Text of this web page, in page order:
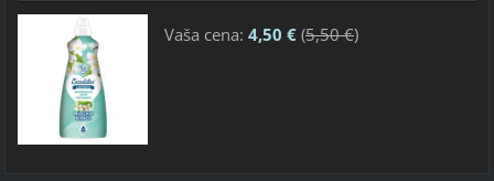
Vaša cena: 4,50 €(5,50 €)